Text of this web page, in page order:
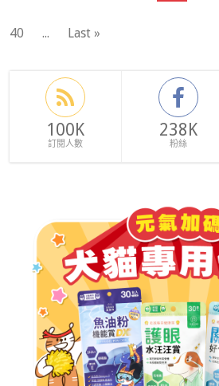
40
... Last »
100K
訂閱人數
238K
粉絲